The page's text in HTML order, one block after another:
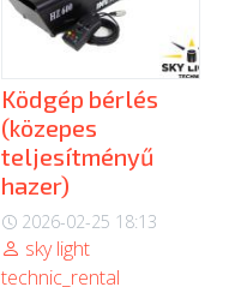
Ködgép bérlés
(közepes
teljesítményű
hazer)
2026-02-25 18:13
sky light
technic_rental